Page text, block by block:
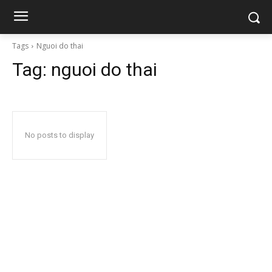
Tags Nguoi do thai
Tag: nguoi do thai
No posts to display